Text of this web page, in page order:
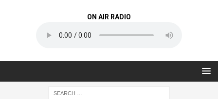
ON AIR RADIO